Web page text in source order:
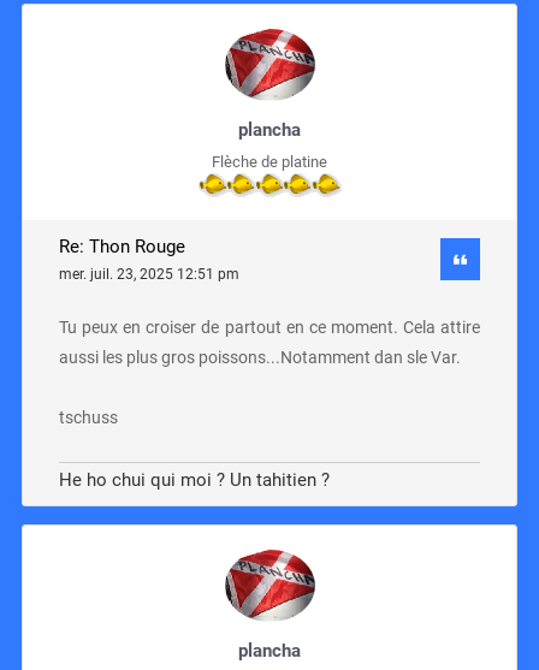
plancha
Flèche de platine
Re: Thon Rouge
mer. juil. 23, 2025 12:51 pm
Tu peux en croiser de partout en ce moment. Cela attire
aussi les plus gros poissons...Notamment dan sle Var.
tschuss
He ho chui qui moi ? Un tahitien ?
plancha